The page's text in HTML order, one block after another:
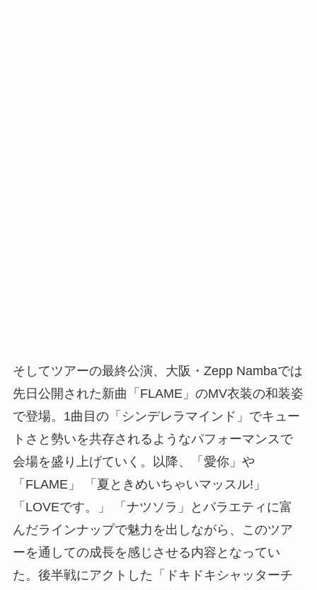
そしてツアーの最終公演、大阪・Zepp Nambaでは
先日公開された新曲「FLAME」のMV衣装の和装姿
で登場。1曲目の「シンデレラマインド」でキュー
トさと勢いを共存されるようなパフォーマンスで
会場を盛り上げていく。以降、「愛你」や
「FLAME」 「夏ときめいちゃいマッスル!」
「LOVEです。」 「ナツソラ」とバラエティに富
んだラインナップで魅力を出しながら、このツア
ーを通しての成長を感じさせる内容となってい
た。後半戦にアクトした「ドキドキシャッターチ